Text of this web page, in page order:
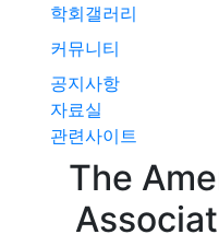
학회갤러리
커뮤니티
공지사항
자료실
관련사이트
The